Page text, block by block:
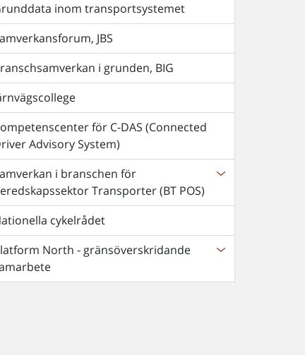
inom transportsystemet
JBS
i grunden, BIG
för C-DAS (Connected
Advisory System)
i branschen för
Transporter (BT POS)
cykelrådet
North - gränsöverskridande